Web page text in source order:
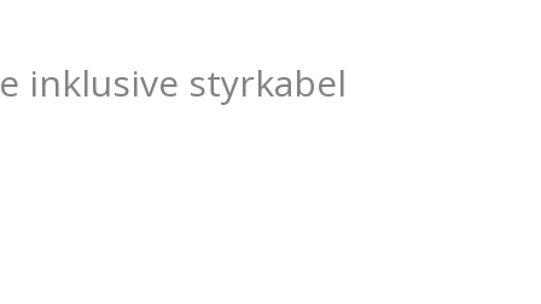
inklusive styrkabel